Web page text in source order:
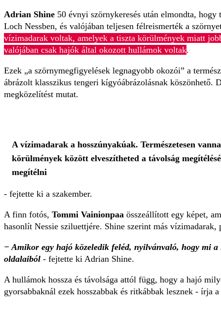
Adrian Shine 50 évnyi szörnykeresés után elmondta,
Loch Nessben, és valójában teljesen félreismerték a
vízimadarak voltak, amelyek a tiszta körülmények miatt
valójában csak hajók által okozott hullámok voltak.
Ezek „a szörnymegfigyelések legnagyobb okozói” a
ábrázolt klasszikus tengeri kígyóábrázolásnak köszönhető.
megközelítést mutat.
A vízimadarak a hosszúnyakúak. Természetesen
körülmények között elveszítheted a távolság
megítélni
- fejtette ki a szakember.
A finn fotós, Tommi Vainionpaa összeállított egy képet,
hasonlít Nessie sziluettjére. Shine szerint más
− Amikor egy hajó közeledik feléd, nyilvánvaló, hogy mi
oldalaiból - fejtette ki Adrian Shine.
A hullámok hossza és távolsága attól függ, hogy a hajó
gyorsabbaknál ezek hosszabbak és ritkábbak lesznek - írja a